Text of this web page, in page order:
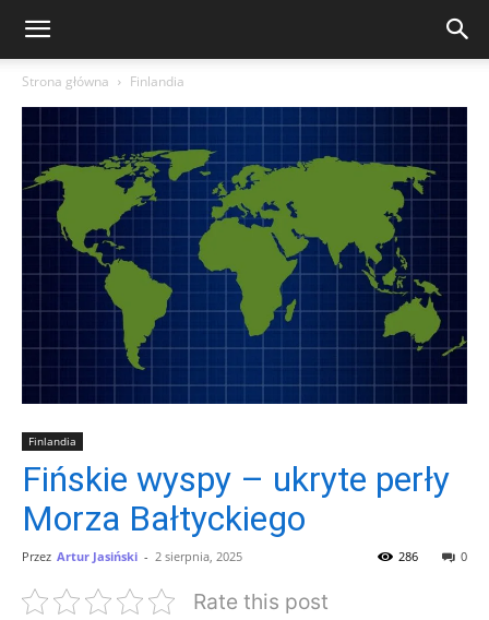
Strona główna Finlandia
Finlandia
Fińskie wyspy – ukryte perły
Morza Bałtyckiego
Przez Artur Jasiński - 2 sierpnia, 2025 0
286
Rate this post